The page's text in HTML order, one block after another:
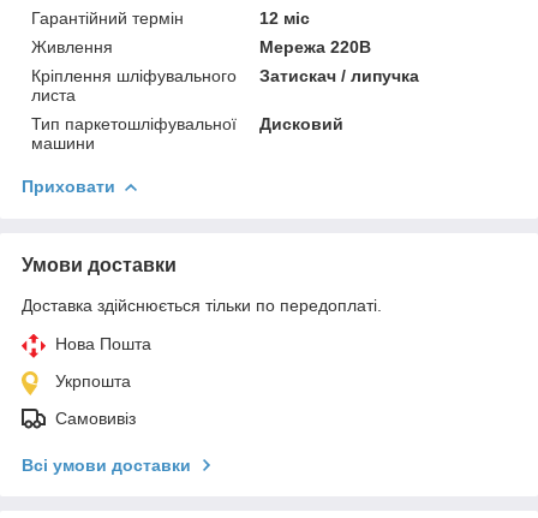
Гарантійний термін
12 міс
Живлення
Мережа 220В
Кріплення шліфувального
листа
Затискач / липучка
Тип паркетошліфувальної
машини
Дисковий
Приховати
Умови доставки
Доставка здійснюється тільки по передоплаті.
Нова Пошта
Укрпошта
Самовивіз
Всі умови доставки